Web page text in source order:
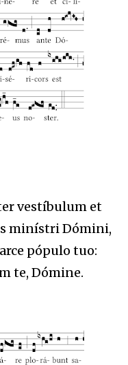
vestíbulum et
minístri Dómini,
pópulo tuo:
te, Dómine.